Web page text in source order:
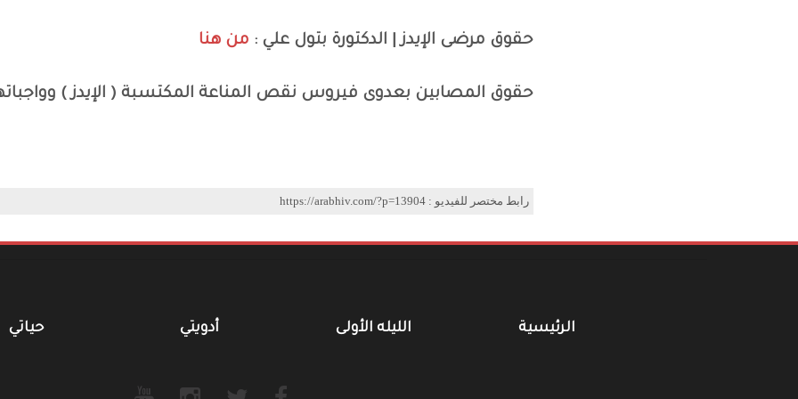
حقوق مرضى الإيدز | الدكتورة بتول علي : من هنا
حقوق المصابين بعدوى فيروس نقص المناعة المكتسبة ( الإيدز )
رابط مختصر للفيديو : https://arabhiv.com/?p=13904
الرئيسية الليله الأولى أدويتي حياتي